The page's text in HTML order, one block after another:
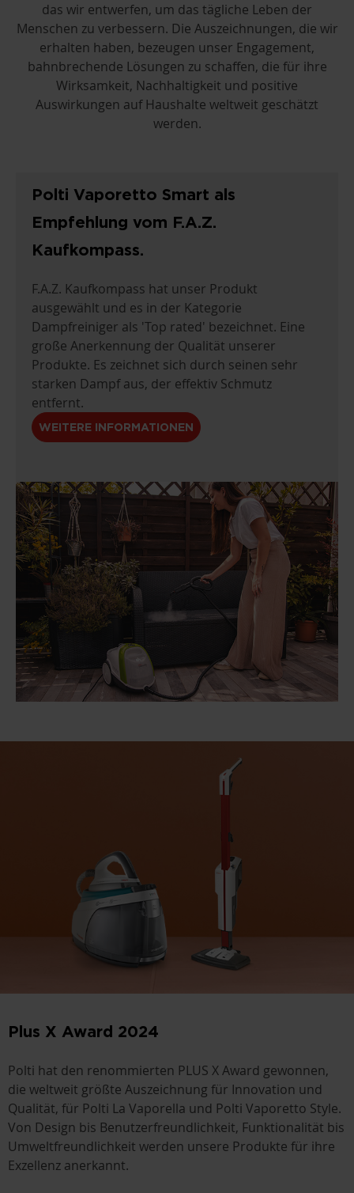
das wir entwerfen, um das tägliche Leben der
Menschen zu verbessern. Die Auszeichnungen, die wir
erhalten haben, bezeugen unser Engagement,
bahnbrechende Lösungen zu schaffen, die für ihre
Wirksamkeit, Nachhaltigkeit und positive
Auswirkungen auf Haushalte weltweit geschätzt
werden.
Polti Vaporetto Smart als
Empfehlung vom F.A.Z.
Kaufkompass.
F.A.Z. Kaufkompass hat unser Produkt
ausgewählt und es in der Kategorie
Dampfreiniger als 'Top rated' bezeichnet. Eine
große Anerkennung der Qualität unserer
Produkte. Es zeichnet sich durch seinen sehr
starken Dampf aus, der effektiv Schmutz
entfernt.
WEITERE INFORMATIONEN
Plus X Award 2024
Polti hat den renommierten PLUS X Award gewonnen,
die weltweit größte Auszeichnung für Innovation und
Qualität, für Polti La Vaporella und Polti Vaporetto Style.
Von Design bis Benutzerfreundlichkeit, Funktionalität bis
Umweltfreundlichkeit werden unsere Produkte für ihre
Exzellenz anerkannt.